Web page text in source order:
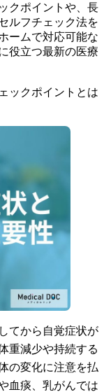
クポイントや、長
ルフチェック法を
ームで対応可能な
役立つ最新の医療
ックポイントとは
てから自覚症状が
重減少や持続する
の変化に注意を払
血痰、乳がんでは